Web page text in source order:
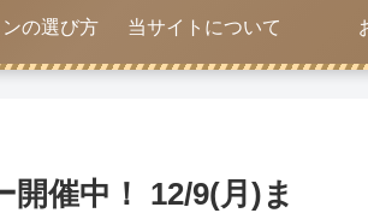
の選び方 当サイトについて
催中！ 12/9(月)ま